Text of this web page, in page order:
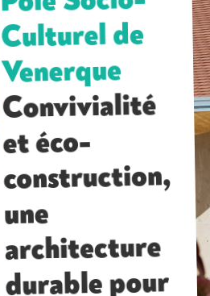
Culturel de
Venerque
Convivialité
et éco-
construction,
une
architecture
durable pour